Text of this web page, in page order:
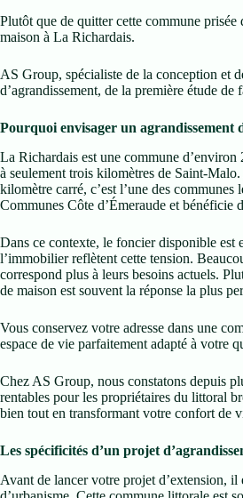
Plutôt que de quitter cette commune
maison à La Richardais.
AS Group, spécialiste de la conception et
d’agrandissement, de la première étude
Pourquoi envisager un agrandissement
La Richardais est une commune
à seulement trois kilomètres de Saint-
kilomètre carré, c’est l’une des
Communes Côte d’Émeraude et bénéficie
Dans ce contexte, le foncier disponible est
l’immobilier reflètent cette tension.
correspond plus à leurs besoins actuels.
de maison est souvent la réponse la plus
Vous conservez votre adresse dans une
espace de vie parfaitement adapté à votre
Chez AS Group, nous constatons depuis
rentables pour les propriétaires du littoral
bien tout en transformant votre confort de
Les spécificités d’un projet
Avant de lancer votre projet d’extension,